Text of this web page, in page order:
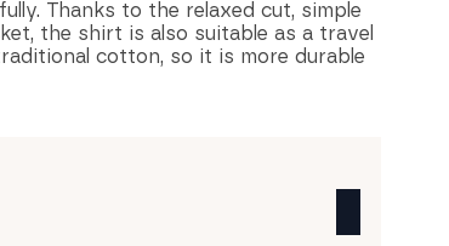
Thanks to the relaxed cut, simple
the shirt is also suitable as a travel
cotton, so it is more durable